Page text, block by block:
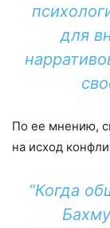
для
По ее мнению,
на исход
“Когда